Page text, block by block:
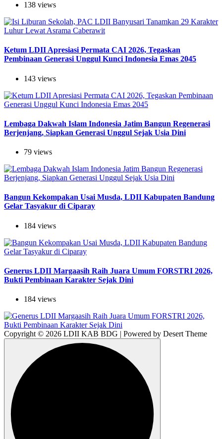
138 views
Ketum LDII Apresiasi Permata CAI 2026, Tegaskan
Pembinaan Generasi Unggul Kunci Indonesia Emas 2045
143 views
Lembaga Dakwah Islam Indonesia Jatim Bangun Regenerasi
Berjenjang, Siapkan Generasi Unggul Sejak Usia Dini
79 views
Bangun Kekompakan Usai Musda, LDII Kabupaten Bandung
Gelar Tasyakur di Ciparay
184 views
Generus LDII Margaasih Raih Juara Umum FORSTRI 2026,
Bukti Pembinaan Karakter Sejak Dini
184 views
Copyright © 2026 LDII KAB BDG | Powered by Desert Theme